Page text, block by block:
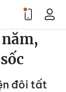
đôi tất